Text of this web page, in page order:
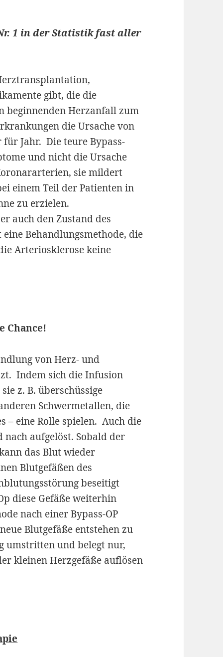
1 in der Statistik fast aller
,
gibt, die die
beginnenden Herzanfall zum
die Ursache von
für Jahr. Die teure Bypass-
und nicht die Ursache
sie mildert
einem Teil der Patienten in
zu erzielen.
auch den Zustand des
Behandlungsmethode, die
Arteriosklerose keine
Chance!
von Herz- und
Indem sich die Infusion
z. B. überschüssige
Schwermetallen, die
– eine Rolle spielen. Auch die
aufgelöst. Sobald der
das Blut wieder
Blutgefäßen des
beseitigt
diese Gefäße weiterhin
nach einer Bypass-OP
Blutgefäße entstehen zu
umstritten und belegt nur,
kleinen Herzgefäße auflösen